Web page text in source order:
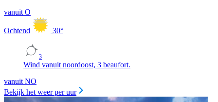
vanuit O
Ochtend 30°
3
Wind vanuit noordoost, 3 beaufort.
vanuit NO
Bekijk het weer per uur